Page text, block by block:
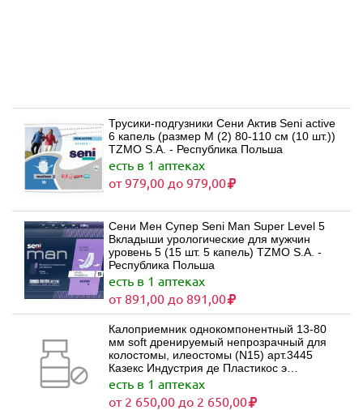
Трусики-подгузники Сени Актив Seni active
6 капель (размер M (2) 80-110 см (10 шт.))
TZMO S.A. - Республика Польша
есть в 1 аптеках
от 979,00 до 979,00
Сени Мен Супер Seni Man Super Level 5
Вкладыши урологические для мужчин
уровень 5 (15 шт. 5 капель) TZMO S.A. -
Республика Польша
есть в 1 аптеках
от 891,00 до 891,00
Калоприемник однокомпонентный 13-80
мм soft дренируемый непрозрачный для
колостомы, илеостомы (N15) арт.3445
Казекс Индустрия де Пластикос э
Продутос Медикос Лимитада - Бразилия
есть в 1 аптеках
от 2 650,00 до 2 650,00